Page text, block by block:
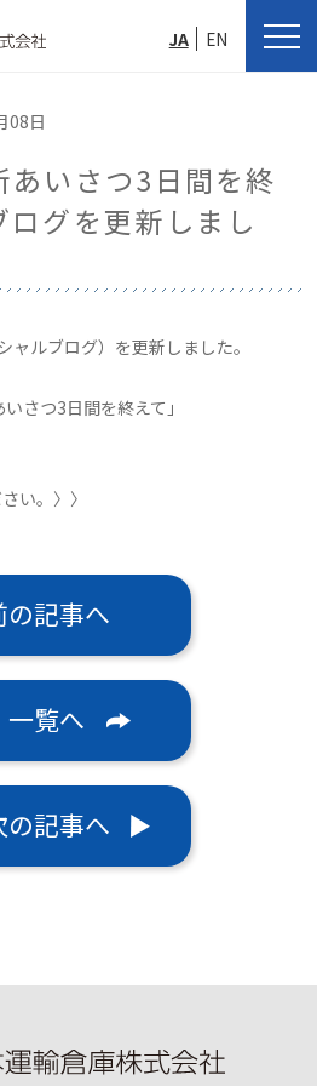
JA EN
08日
あいさつ3日間を終
ログを更新しまし
ルブログ）を更新しました。
さつ3日間を終えて」
い。〉〉
の記事へ
一覧へ
の記事へ